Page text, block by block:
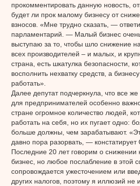
прокомментировать данную новость,
будет ли прок малому бизнесу от
взносов. «Мне трудно сказать, —
парламентарий. — Малый бизнес
выступаю за то, чтобы шло снижение
всех производителей – и малых, и
страна, есть шкатулка безопасности,
восполнить нехватку средств, а
работать».
Далее депутат подчеркнула, что все
для предпринимателей особенно
стране огромное количество людей,
работать на себя, но их пугает одно:
больше должны, чем зарабатывают.
давно пора разорвать, —
Последние 20 лет говорим о снижении
бизнес, но любое послабление в этой
сопровождается ужесточением или
других налогов, поэтому я иллюзий